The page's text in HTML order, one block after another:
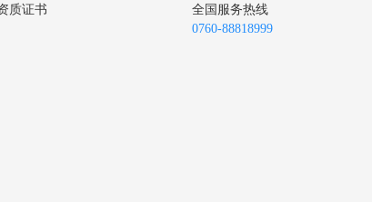
质证书
全国服务热线
0760-88818999